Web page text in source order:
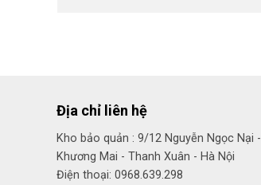
Địa chỉ liên hệ
Kho bảo quản : 9/12 Nguyễn Ngọc Nại -
Khương Mai - Thanh Xuân - Hà Nội
Điện thoại: 0968.639.298